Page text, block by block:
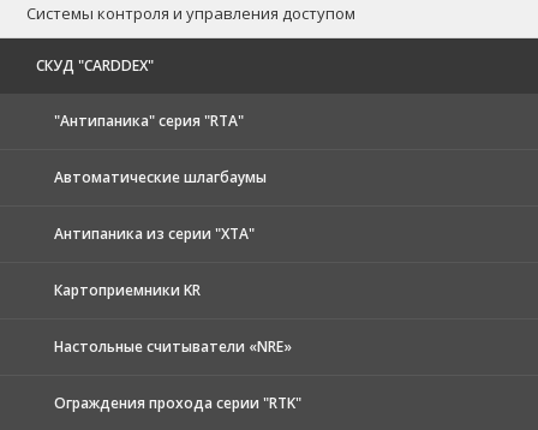
Системы контроля и управления доступом
CКУД "CARDDEX"
"Антипаника" серия "RTA"
Автоматические шлагбаумы
Антипаника из серии "XTA"
Картоприемники KR
Настольные считыватели «NRE»
Ограждения прохода серии "RTK"